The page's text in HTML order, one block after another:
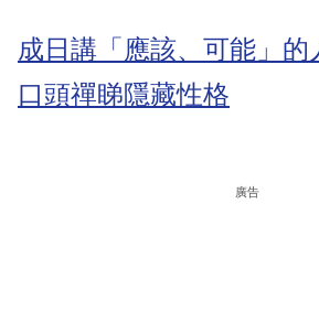
成日講「應該、可能」的
口頭禪睇隱藏性格
廣告